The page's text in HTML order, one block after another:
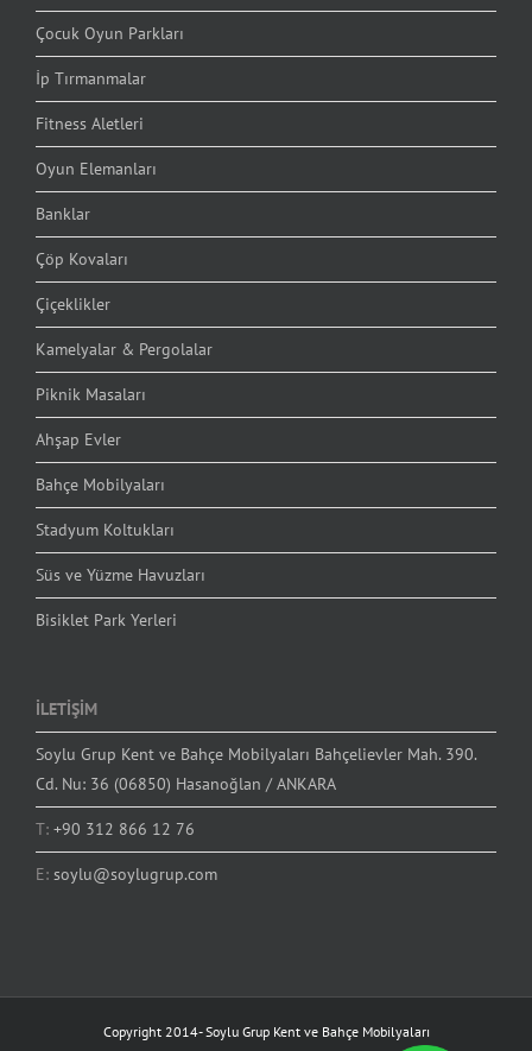
Çocuk Oyun Parkları
İp Tırmanmalar
Fitness Aletleri
Oyun Elemanları
Banklar
Çöp Kovaları
Çiçeklikler
Kamelyalar & Pergolalar
Piknik Masaları
Ahşap Evler
Bahçe Mobilyaları
Stadyum Koltukları
Süs ve Yüzme Havuzları
Bisiklet Park Yerleri
İLETİŞİM
Soylu Grup Kent ve Bahçe Mobilyaları Bahçelievler Mah. 390.
Cd. Nu: 36 (06850) Hasanoğlan / ANKARA
T: +90 312 866 12 76
E: soylu@soylugrup.com
Copyright 2014-Soylu Grup Kent ve Bahçe Mobilyaları